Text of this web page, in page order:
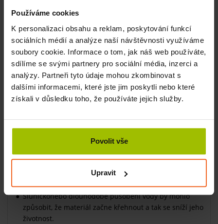
Používáme cookies
K personalizaci obsahu a reklam, poskytování funkcí
sociálních médií a analýze naší návštěvnosti využíváme
soubory cookie. Informace o tom, jak náš web používáte,
sdílíme se svými partnery pro sociální média, inzerci a
analýzy. Partneři tyto údaje mohou zkombinovat s
dalšími informacemi, které jste jim poskytli nebo které
získali v důsledku toho, že používáte jejich služby.
Povolit vše
Upravit
Má antibakteriální povrch, který zabraňuje šíření bakterií a
mikroorganismů a tak je cvičení na ní hygienické. Je
neporézní, takže se v ní nedrží nečistoty a vlhkost.
Cvičební podložky Airex patří k nejlepším mezi podložkami
a proto jsou velmi oblíbené ve fitnesscentrech či
rehabilitačních provozech. Zažijte vy i vaši klienti komfort
při cvičení. Nebudete chtít jinak.
Ušpiněnou podložku otřete vlhkým hadrem a nechejte
ji volně uschnout. Nezavírejte vlhkou podložku do
chemickými prostředky či rozpouštědly.
Nevěšte přes prádelní šňůru či radiátory, vytlačily by se
do ní důlky, které se zpět do původního stavu nevrátí.
Sluníčkonebo dlouhodobé působení vody by mohlo
způsobit, že materiál začne křehnout a tak se sníží jeho
životnost.